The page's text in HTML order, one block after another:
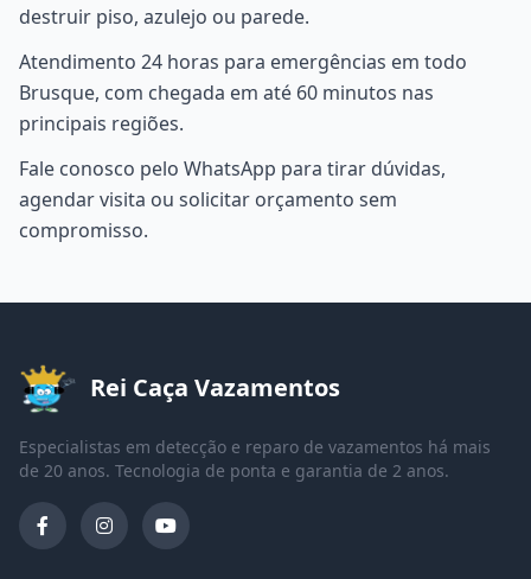
destruir piso, azulejo ou parede.
Atendimento 24 horas para emergências em todo
Brusque, com chegada em até 60 minutos nas
principais regiões.
Fale conosco pelo WhatsApp para tirar dúvidas,
agendar visita ou solicitar orçamento sem
compromisso.
Rei Caça Vazamentos
Especialistas em detecção e reparo de vazamentos há mais
de 20 anos. Tecnologia de ponta e garantia de 2 anos.